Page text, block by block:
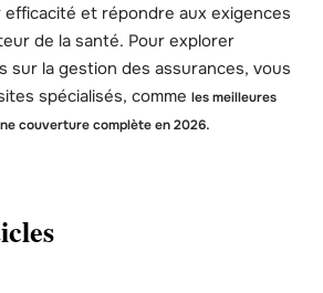
efficacité et répondre aux exigences
de la santé. Pour explorer
sur la gestion des assurances, vous
spécialisés, comme les meilleures
couverture complète en 2026.